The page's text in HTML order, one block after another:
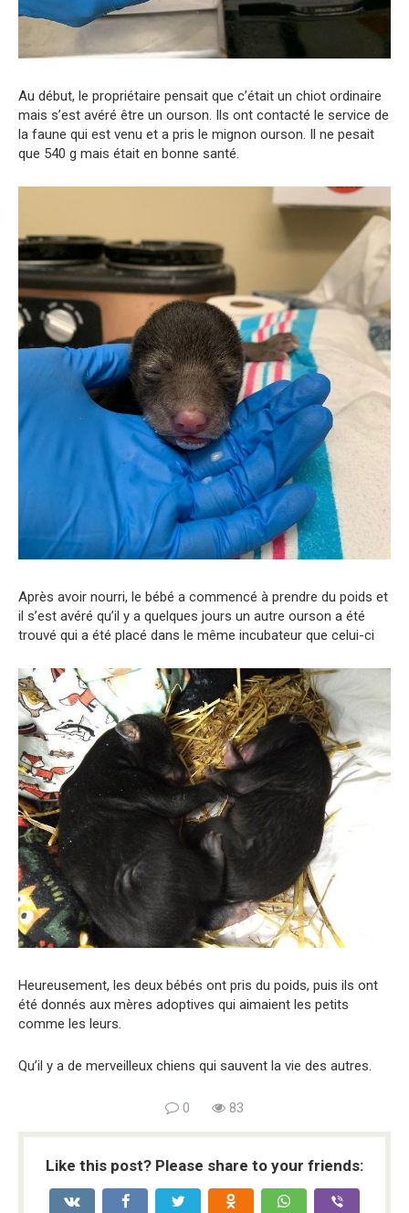
Au début, le propriétaire pensait que c’était un chiot ordinaire
mais s’est avéré être un ourson. Ils ont contacté le service de
la faune qui est venu et a pris le mignon ourson. Il ne pesait
que 540 g mais était en bonne santé.
Après avoir nourri, le bébé a commencé à prendre du poids et
il s’est avéré qu’il y a quelques jours un autre ourson a été
trouvé qui a été placé dans le même incubateur que celui-ci
Heureusement, les deux bébés ont pris du poids, puis ils ont
été donnés aux mères adoptives qui aimaient les petits
comme les leurs.
Qu’il y a de merveilleux chiens qui sauvent la vie des autres.
0 83
Like this post? Please share to your friends: